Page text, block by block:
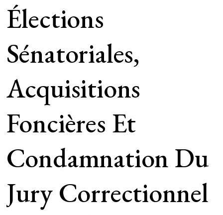
Élections
Sénatoriales,
Acquisitions
Foncières Et
Condamnation Du
Jury Correctionnel